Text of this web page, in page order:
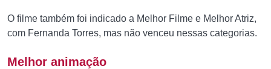
O filme também foi indicado a Melhor Filme e Melhor Atriz,
com Fernanda Torres, mas não venceu nessas categorias.
Melhor animação